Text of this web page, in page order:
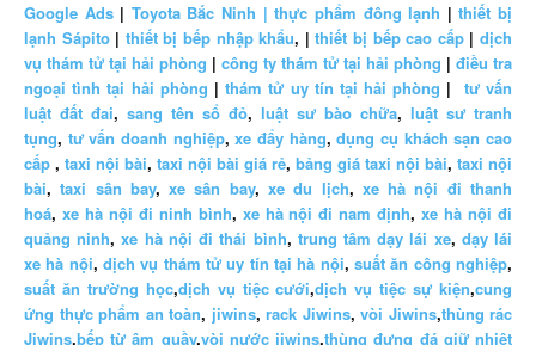
Google Ads| Toyota Bắc Ninh | thực phẩm đông lạnh |thiết bị
lạnh Sápito | thiết bị bếp nhập khẩu, |thiết bị bếp cao cấp|dịch
vụ thám tử tại hải phòng | công ty thám tử tại hải phòng | điều tra
ngoại tình tại hải phòng |thám tử uy tín tại hải phòng | tư vấn
luật đất đai, sang tên sổ đỏ, luật sư bào chữa, luật sư tranh
tụng, tư vấn doanh nghiệp,xe đẩy hàng,dụng cụ khách sạn cao
cấp , taxi nội bài, taxi nội bài giá rẻ, bảng giá taxi nội bài, taxi nội
bài,taxi sân bay,xe sân bay,xe du lịch, xe hà nội đi thanh
hoá, xe hà nội đi ninh bình, xe hà nội đi nam định,xe hà nội đi
quảng ninh,xe hà nội đi thái bình, trung tâm dạy lái xe, dạy lái
xe hà nội,dịch vụ thám tử uy tín tại hà nội,suất ăn công nghiệp,
suất ăn trường học,dịch vụ tiệc cưới,dịch vụ tiệc sự kiện,cung
ứng thực phẩm an toàn, jiwins, rack Jiwins, vòi Jiwins,thùng rác
Jiwins,bếp từ âm quầy,vòi nước jiwins,thùng đựng đá giữ nhiệt